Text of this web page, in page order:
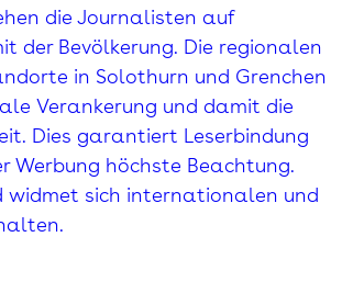
die Journalisten auf
der Bevölkerung. Die regionalen
in Solothurn und Grenchen
Verankerung und damit die
Dies garantiert Leserbindung
Werbung höchste Beachtung.
widmet sich internationalen und